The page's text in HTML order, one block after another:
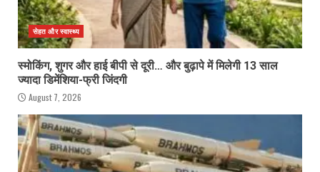
सेहत और स्वास्थ्य
स्मोकिंग, शुगर और हाई बीपी से दूरी… और बुढ़ापे में मिलेगी 13 साल
ज्यादा डिमेंशिया-फ्री जिंदगी
August 7, 2026